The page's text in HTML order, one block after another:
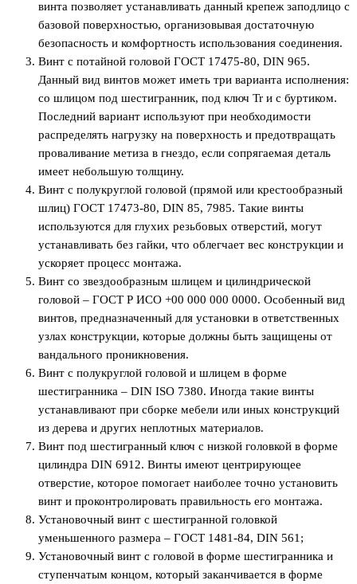
винта позволяет устанавливать данный крепеж заподлицо с
базовой поверхностью, организовывая достаточную
безопасность и комфортность использования соединения.
Винт с потайной головой ГОСТ 17475-80, DIN 965.
Данный вид винтов может иметь три варианта исполнения:
со шлицом под шестигранник, под ключ Tr и с буртиком.
Последний вариант используют при необходимости
распределять нагрузку на поверхность и предотвращать
проваливание метиза в гнездо, если сопрягаемая деталь
имеет небольшую толщину.
Винт с полукруглой головой (прямой или крестообразный
шлиц) ГОСТ 17473-80, DIN 85, 7985. Такие винты
используются для глухих резьбовых отверстий, могут
устанавливать без гайки, что облегчает вес конструкции и
ускоряет процесс монтажа.
Винт со звездообразным шлицем и цилиндрической
головой – ГОСТ Р ИСО +00 000 000 0000. Особенный вид
винтов, предназначенный для установки в ответственных
узлах конструкции, которые должны быть защищены от
вандального проникновения.
Винт с полукруглой головой и шлицем в форме
шестигранника – DIN ISO 7380. Иногда такие винты
устанавливают при сборке мебели или иных конструкций
из дерева и других неплотных материалов.
Винт под шестигранный ключ с низкой головкой в форме
цилиндра DIN 6912. Винты имеют центрирующее
отверстие, которое помогает наиболее точно установить
винт и проконтролировать правильность его монтажа.
Установочный винт с шестигранной головкой
уменьшенного размера – ГОСТ 1481-84, DIN 561;
Установочный винт с головой в форме шестигранника и
ступенчатым концом, который заканчивается в форме